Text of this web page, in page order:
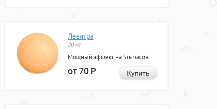
Левитра
20 мг
Мощный эффект на 5ть часов.
от 70Р Купить